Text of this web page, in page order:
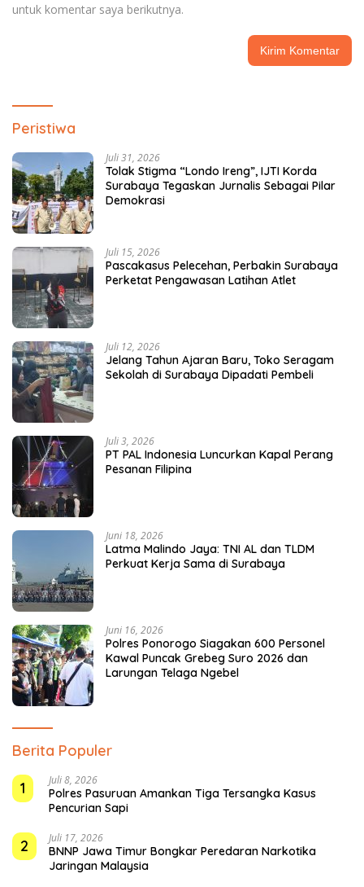
untuk komentar saya berikutnya.
Peristiwa
Juli 31, 2026
Tolak Stigma “Londo Ireng”, IJTI Korda
Surabaya Tegaskan Jurnalis Sebagai Pilar
Demokrasi
Juli 15, 2026
Pascakasus Pelecehan, Perbakin Surabaya
Perketat Pengawasan Latihan Atlet
Juli 12, 2026
Jelang Tahun Ajaran Baru, Toko Seragam
Sekolah di Surabaya Dipadati Pembeli
Juli 3, 2026
PT PAL Indonesia Luncurkan Kapal Perang
Pesanan Filipina
Juni 18, 2026
Latma Malindo Jaya: TNI AL dan TLDM
Perkuat Kerja Sama di Surabaya
Juni 16, 2026
Polres Ponorogo Siagakan 600 Personel
Kawal Puncak Grebeg Suro 2026 dan
Larungan Telaga Ngebel
Berita Populer
1
Juli 8, 2026
Polres Pasuruan Amankan Tiga Tersangka Kasus
Pencurian Sapi
2 Juli 17, 2026
BNNP Jawa Timur Bongkar Peredaran Narkotika
Jaringan Malaysia